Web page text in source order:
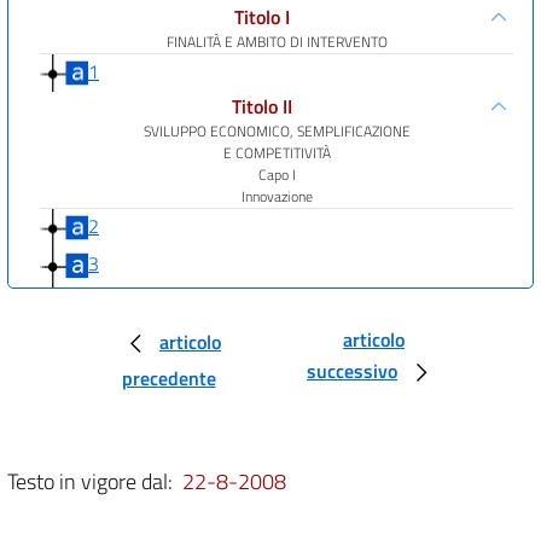
Titolo I
FINALITÀ E AMBITO DI INTERVENTO
1
Titolo II
SVILUPPO ECONOMICO, SEMPLIFICAZIONE
E COMPETITIVITÀ
Capo I
Innovazione
2
3
6 bis
6 ter
articolo
precedente
articolo
successivo
Testo in vigore dal: 22-8-2008